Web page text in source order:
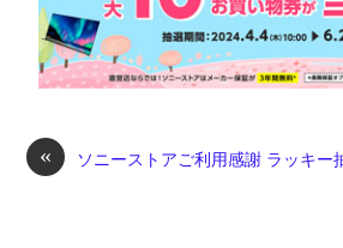
« ソニーストアご利用感謝 ラッキー